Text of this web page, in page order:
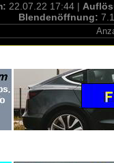
22.07.22 17:44 |
Blendenöffnung: